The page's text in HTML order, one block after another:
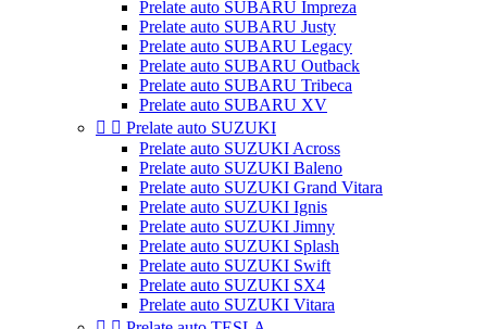
Prelate auto SUBARU Impreza
Prelate auto SUBARU Justy
Prelate auto SUBARU Legacy
Prelate auto SUBARU Outback
Prelate auto SUBARU Tribeca
Prelate auto SUBARU XV
  Prelate auto SUZUKI
Prelate auto SUZUKI Across
Prelate auto SUZUKI Baleno
Prelate auto SUZUKI Grand Vitara
Prelate auto SUZUKI Ignis
Prelate auto SUZUKI Jimny
Prelate auto SUZUKI Splash
Prelate auto SUZUKI Swift
Prelate auto SUZUKI SX4
Prelate auto SUZUKI Vitara